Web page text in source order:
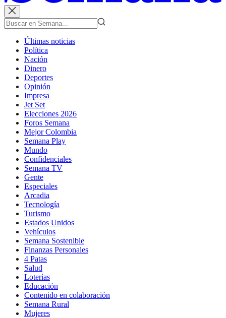
Últimas noticias
Política
Nación
Dinero
Deportes
Opinión
Impresa
Jet Set
Elecciones 2026
Foros Semana
Mejor Colombia
Semana Play
Mundo
Confidenciales
Semana TV
Gente
Especiales
Arcadia
Tecnología
Turismo
Estados Unidos
Vehículos
Semana Sostenible
Finanzas Personales
4 Patas
Salud
Loterías
Educación
Contenido en colaboración
Semana Rural
Mujeres